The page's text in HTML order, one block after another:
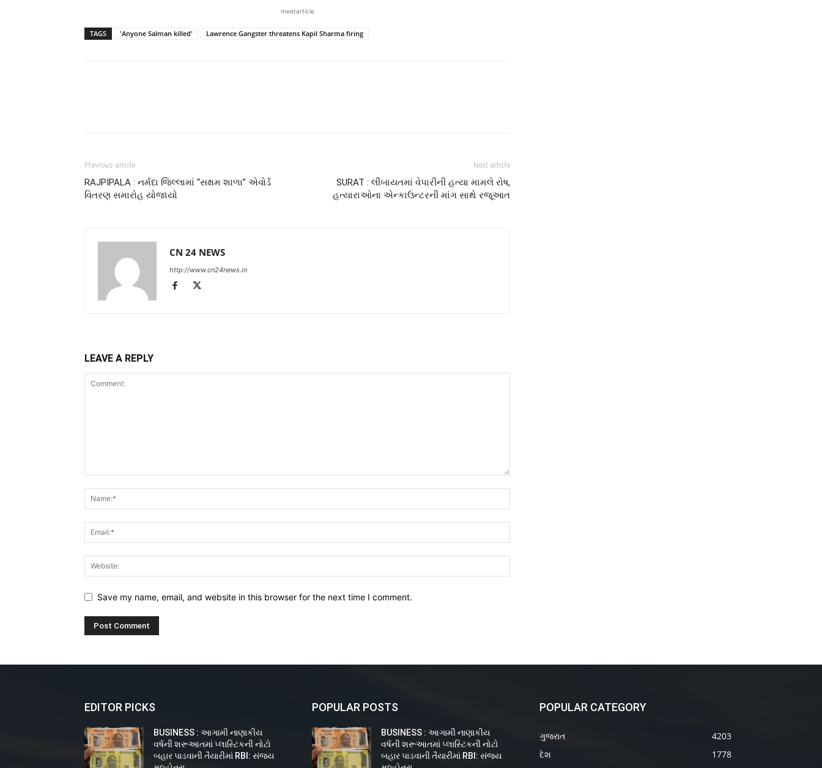
meetarticle
TAGS 'Anyone Salman killed' Lawrence Gangster threatens Kapil Sharma firing
Previous article
RAJPIPALA : નર્મદા જિલ્લામાં “સક્ષમ શાળા” એવોર્ડ
વિતરણ સમારોહ યોજાયો
Next article
SURAT : લીંબાયતમાં વેપારીની હત્યા મામલે રોષ,
હત્યારાઓના એન્કાઉન્ટરની માંગ સાથે રજૂઆત
CN 24 NEWS
http://www.cn24news.in
LEAVE A REPLY
Save my name, email, and website in this browser for the next time I comment.
EDITOR PICKS
BUSINESS : આગામી નાણાકીય
વર્ષની શરૂઆતમાં પ્લાસ્ટિકની નોટો
બહાર પાડવાની તૈયારીમાં RBI: સંજય
POPULAR POSTS
BUSINESS : આગામી નાણાકીય
વર્ષની શરૂઆતમાં પ્લાસ્ટિકની નોટો
બહાર પાડવાની તૈયારીમાં RBI: સંજય
POPULAR CATEGORY
ગુજરાત
4203
દેશ
1778